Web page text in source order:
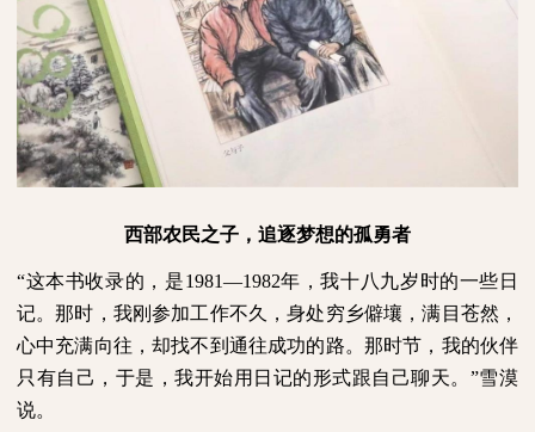
西部农民之子，追逐梦想的孤勇者
“这本书收录的，是1981—1982年，我十八九岁时的一些日
记。那时，我刚参加工作不久，身处穷乡僻壤，满目苍然，
心中充满向往，却找不到通往成功的路。那时节，我的伙伴
只有自己，于是，我开始用日记的形式跟自己聊天。”雪漠
说。